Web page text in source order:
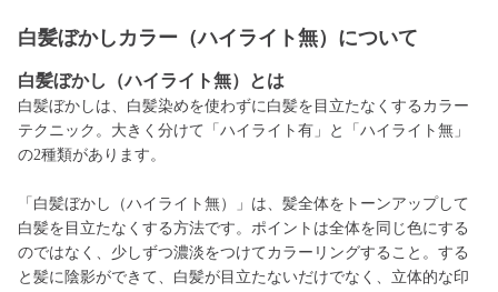
白髪ぼかしカラー（ハイライト無）について
白髪ぼかし（ハイライト無）とは
白髪ぼかしは、白髪染めを使わずに白髪を目立たなくするカラー
テクニック。大きく分けて「ハイライト有」と「ハイライト無」
の2種類があります。
「白髪ぼかし（ハイライト無）」は、髪全体をトーンアップして
白髪を目立たなくする方法です。ポイントは全体を同じ色にする
のではなく、少しずつ濃淡をつけてカラーリングすること。する
と髪に陰影ができて、白髪が目立たないだけでなく、立体的な印